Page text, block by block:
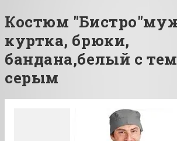
Костюм
куртка, брюки,
бандана,белый с
серым